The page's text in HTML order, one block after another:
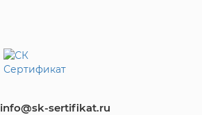
info@sk-sertifikat.ru